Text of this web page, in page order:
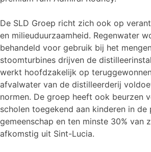
De SLD Groep richt zich ook op
en milieuduurzaamheid. Regenwater
behandeld voor gebruik bij het
stoomturbines drijven de
werkt hoofdzakelijk op
afvalwater van de distilleerderij
normen. De groep heeft ook beurzen
scholen toegekend aan kinderen in de
gemeenschap en ten minste 30% van
afkomstig uit Sint-Lucia.